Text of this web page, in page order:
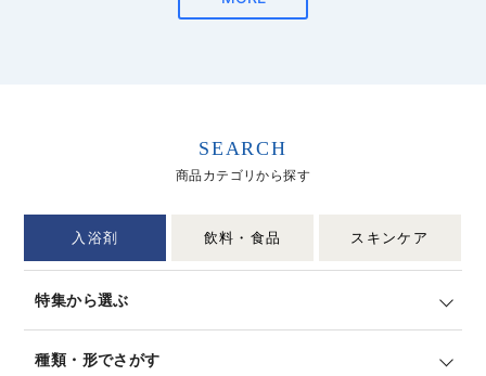
SEARCH
商品カテゴリから探す
入浴剤 飲料・食品 スキンケア
特集から選ぶ
種類・形でさがす